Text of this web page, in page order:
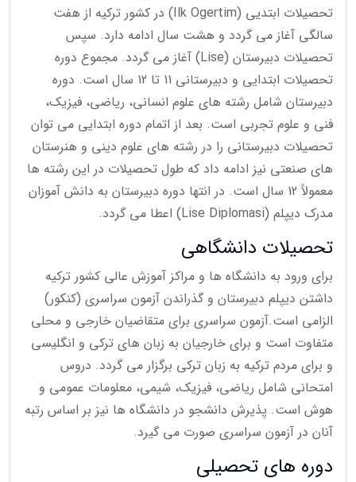
تحصیلات ابتدیی (Ilk Ogertim) در کشور ترکیه از هفت
سالگی آغاز می گردد و هشت سال ادامه دارد. سپس
تحصیلات دبیرستان (Lise) آغاز می گردد. مجموع دوره
تحصیلات ابتدایی و دبیرستانی 11 تا 12 سال است. دوره
دبیرستان شامل رشته های علوم انسانی، ریاضی، فیزیک،
فنی و علوم تجربی است. بعد از اتمام دوره ابتدایی می توان
تحصیلات دبیرستانی را در رشته های علوم دینی و هنرستان
های صنعتی نیز ادامه داد که طول تحصیلات در این رشته ها
معمولاً 12 سال است. در انتها دوره دبیرستان به دانش آموزان
مدرک دیپلم (Lise Diplomasi) اعطا می گردد.
تحصیلات دانشگاهی
برای ورود به دانشگاه ها و مراکز آموزش عالی کشور ترکیه
داشتن دیپلم دبیرستان و گذراندن آزمون سراسری (کنکور)
الزامی است.آزمون سراسری برای متقاضیان خارجی و محلی
متفاوت است و برای خارجیان به زبان های ترکی و انگلیسی
و برای مردم ترکیه به زبان ترکی برگزار می گردد. دروس
امتحانی شامل ریاضی، فیزیک، شیمی، معلومات عمومی و
هوش است. پذیرش دانشجو در دانشگاه ها نیز بر اساس رتبه
آنان در آزمون سراسری صورت می گیرد.
دوره های تحصیلی